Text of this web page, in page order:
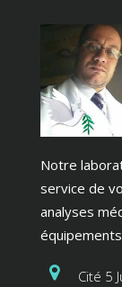
Notre
service de
analyses
Cité 5